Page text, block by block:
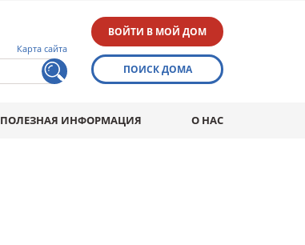
Карта сайта
ВОЙТИ В МОЙ ДОМ
ПОИСК ДОМА
ПОЛЕЗНАЯ ИНФОРМАЦИЯ О НАС